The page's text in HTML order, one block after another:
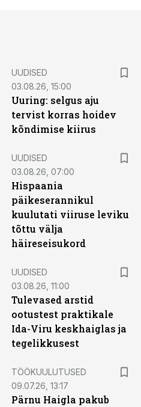
UUDISED
03.08.26, 15:00
Uuring: selgus aju
tervist korras hoidev
kõndimise kiirus
UUDISED
03.08.26, 07:00
Hispaania
päikeserannikul
kuulutati viiruse leviku
tõttu välja
häireseisukord
UUDISED
03.08.26, 11:00
Tulevased arstid
ootustest praktikale
Ida-Viru keskhaiglas ja
tegelikkusest
TÖÖKUULUTUSED
09.07.26, 13:17
Pärnu Haigla pakub